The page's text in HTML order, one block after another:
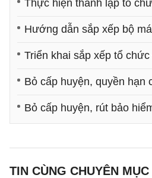
Thực hiện thành lập tổ
Hướng dẫn sắp xếp bộ
Triển khai sắp xếp tổ
Bỏ cấp huyện, quyền hạn
Bỏ cấp huyện, rút bảo
TIN CÙNG CHUYÊN MỤC